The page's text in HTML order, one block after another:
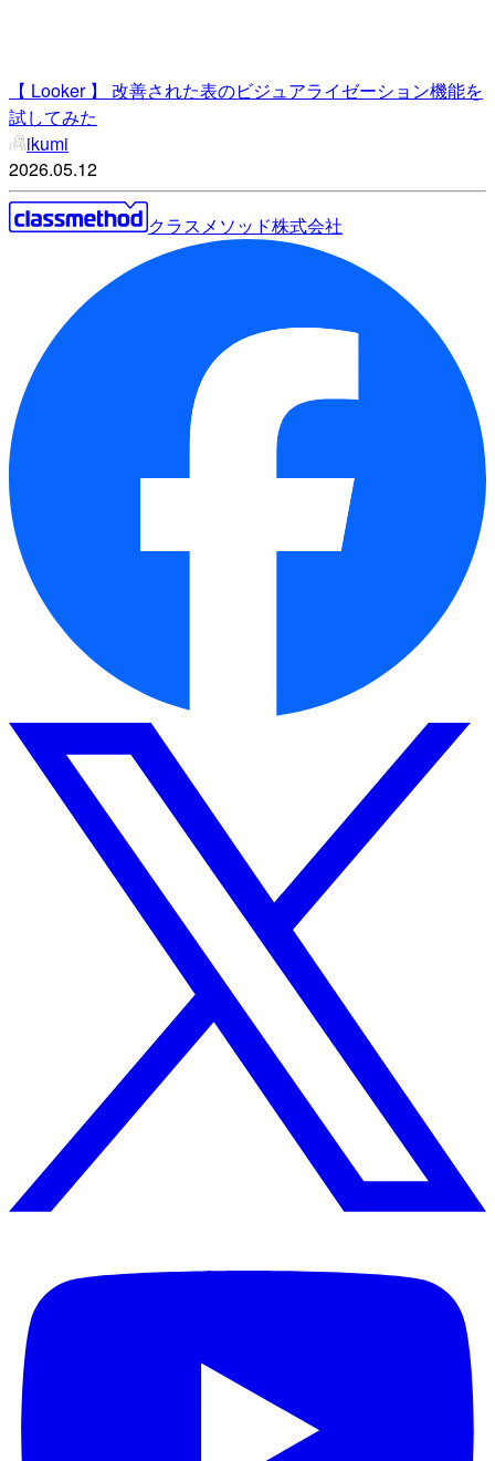
【 Looker 】 改善された表のビジュアライゼーション機能を
試してみた
ikumi
2026.05.12
クラスメソッド株式会社